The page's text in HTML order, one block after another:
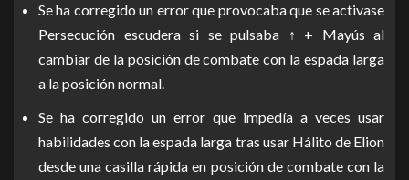
Se ha corregido un error que provocaba que se activase
Persecución escudera si se pulsaba ↑ + Mayús al
cambiar de la posición de combate con la espada larga
a la posición normal.
Se ha corregido un error que impedía a veces usar
habilidades con la espada larga tras usar Hálito de Elion
desde una casilla rápida en posición de combate con la